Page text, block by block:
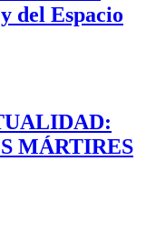
del Espacio
MÁRTIRES